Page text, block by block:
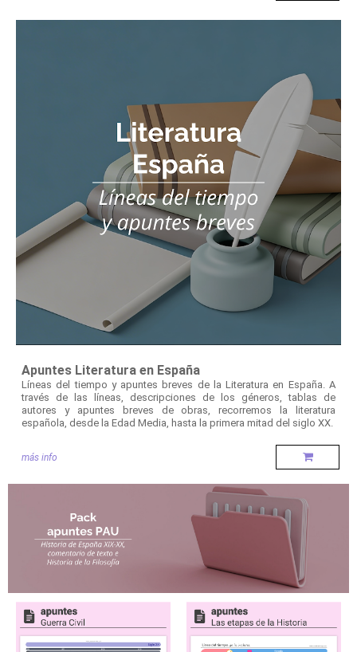
Apuntes Literatura en España
Líneas del tiempo y apuntes breves de la Literatura en España. A
través de las líneas, descripciones de los géneros, tablas de
autores y apuntes breves de obras, recorremos la literatura
española, desde la Edad Media, hasta la primera mitad del siglo XX.
más info